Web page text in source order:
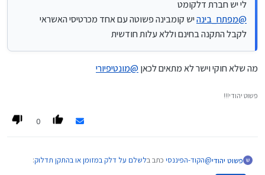
לי יש חברת דלקומט
@מפתח_בינהיש קומבינה פשוטה עם אחד מכרטיסי האשראי
לקבל התקנה בחינם וללא עלות חודשית
מה שלא חוקי וישר לא מתאים לכאן@מונטיפיורי
פשוט יהודי!!!
0
פשוט יהודי@הקוד-הפיננסי כתב בלשלם על דלק במזומן או בהתקן תדלוק: